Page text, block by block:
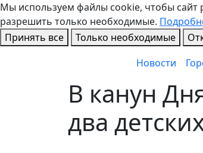
Мы используем файлы cookie, чтобы сайт
разрешить только необходимые.
Принять все
Только необходимые
Новости
В канун
два